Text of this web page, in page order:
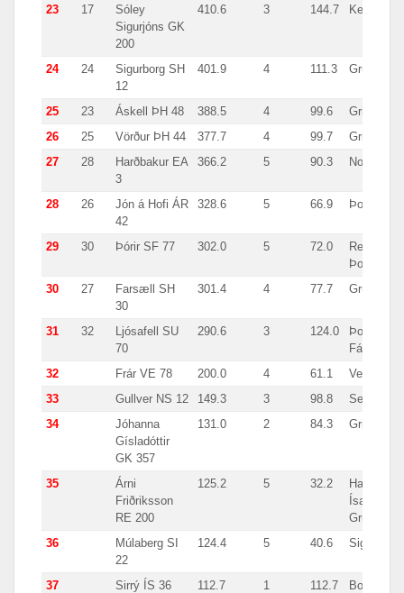
23 17
Sóley
Sigurjóns GK
200
410.6 3 144.7 Keflavík
24 24
Sigurborg SH
12
401.9 4 111.3
25 23 Áskell ÞH 48 388.5 4 99.6
Grindavík
26
25 Vörður ÞH 44 377.7 4 99.7
Grindavík
27
28
Harðbakur EA
3
366.2 5 90.3 Noregur
28 26
Jón á Hofi ÁR
42
328.6 5 66.9
29 30 Þórir SF 77 302.0 5 72.0
Reykjavík,
30
27
Farsæll SH
30
301.4 4 77.7
31 32
Ljósafell SU
70
290.6 3 124.0
32
Frár VE 78 200.0 4 61.1
33
Gullver NS 12 149.3 3 98.8
34
Jóhanna
Gísladóttir
GK 357
131.0 2 84.3 Grindavík
35
Árni
Friðriksson
RE 200
125.2 5 32.2
Ísafjörður,
36
Múlaberg SI
22
124.4 5 40.6
37 Sirrý ÍS 36 112.7 1 112.7